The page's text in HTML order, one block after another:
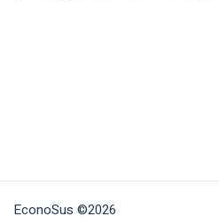
EconoSus ©2026